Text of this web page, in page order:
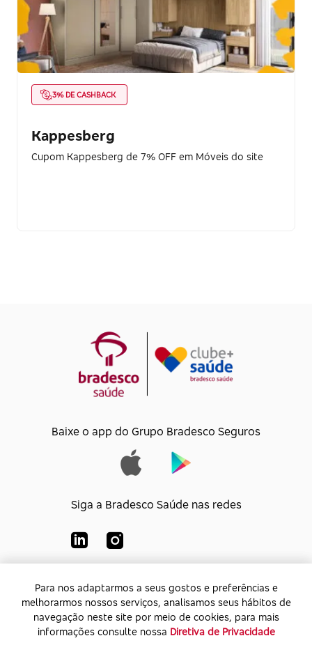
3% DE CASHBACK
Kappesberg
Cupom Kappesberg de 7% OFF em Móveis do site
Para nos adaptarmos a seus gostos e preferências e
melhorarmos nossos serviços, analisamos seus hábitos de
navegação neste site por meio de cookies, para mais
informações consulte nossa Diretiva de Privacidade
Baixe o app do Grupo Bradesco Seguros
Siga a Bradesco Saúde nas redes
Bradesco Saúde S/A
CNPJ:92.693.118/0001-60
Endereço:
Av. Rio de Janeiro, 555 - Caju - Rio de
Janeiro - Rio de Janeiro - CEP: 20.931-675
Para nos adaptarmos a seus gostos e preferências e
melhorarmos nossos serviços, analisamos seus hábitos de
navegação neste site por meio de cookies, para mais
informações consulte nossa Diretiva de Privacidade